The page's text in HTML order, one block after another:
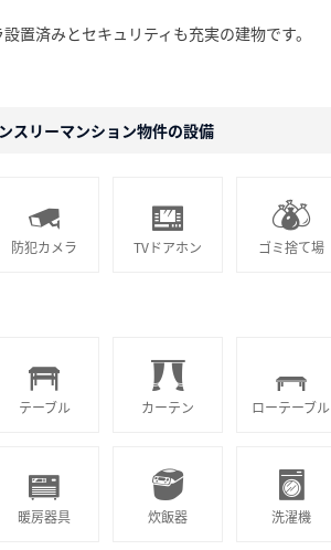
置済みとセキュリティも充実の建物です。
スリーマンション物件の設備
防犯カメラ TVドアホン ゴミ捨て場
テーブル カーテン ローテーブル
暖房器具 炊飯器 洗濯機